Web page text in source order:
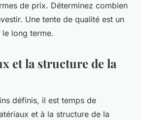
de prix. Déterminez combien
Une tente de qualité est un
le long terme.
et la structure de la
définis, il est temps de
et à la structure de la